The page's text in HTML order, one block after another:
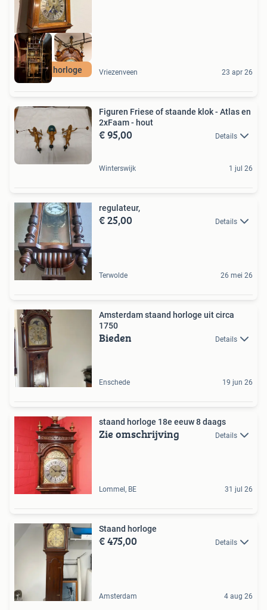
Staand horloge Vriezenveen 23 apr 26
Figuren Friese of staande klok - Atlas en
2xFaam - hout
€ 95,00 Details
Winterswijk 1 jul 26
regulateur,
€ 25,00 Details
Terwolde 26 mei 26
Amsterdam staand horloge uit circa
1750
Bieden Details
Enschede 19 jun 26
staand horloge 18e eeuw 8 daags
Zie omschrijving Details
Lommel, BE 31 jul 26
Staand horloge
€ 475,00 Details
Amsterdam 4 aug 26